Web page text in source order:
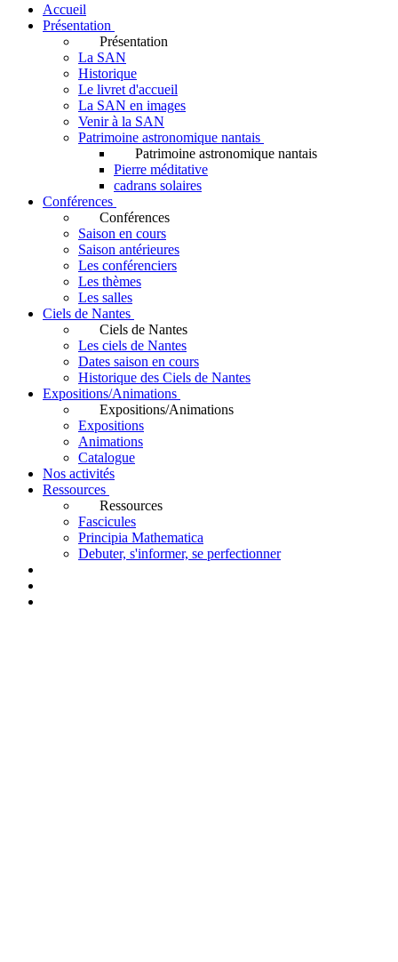
Accueil
Présentation
Présentation
La SAN
Historique
Le livret d'accueil
La SAN en images
Venir à la SAN
Patrimoine astronomique nantais
Patrimoine astronomique nantais
Pierre méditative
cadrans solaires
Conférences
Conférences
Saison en cours
Saison antérieures
Les conférenciers
Les thèmes
Les salles
Ciels de Nantes
Ciels de Nantes
Les ciels de Nantes
Dates saison en cours
Historique des Ciels de Nantes
Expositions/Animations
Expositions/Animations
Expositions
Animations
Catalogue
Nos activités
Ressources
Ressources
Fascicules
Principia Mathematica
Debuter, s'informer, se perfectionner